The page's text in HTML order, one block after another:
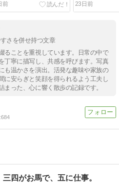
前
23日前
さを併せ持つ文章
ることを重視しています。日常の中で
丁寧に描写し、共感を呼びます。写真
も温かさを演出。活発な趣味や家族の
に安らぎと笑顔を得られるよう工夫し
った、心に響く散歩の記録です。
684
四がお馬で、五に仕事。